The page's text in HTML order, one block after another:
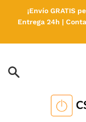
directamente
¡Envío GRATIS
Entrega 24h |